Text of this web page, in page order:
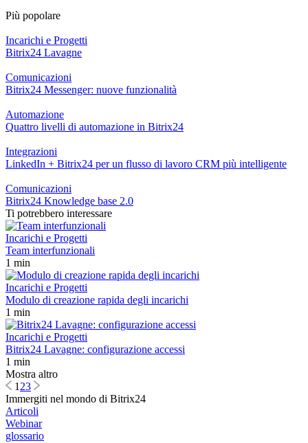
Più popolare
Incarichi e Progetti
Bitrix24 Lavagne
Comunicazioni
Bitrix24 Messenger: nuove funzionalità
Automazione
Quattro livelli di automazione in Bitrix24
Integrazioni
LinkedIn + Bitrix24 per un flusso di lavoro CRM più intelligente
Comunicazioni
Bitrix24 Knowledge base 2.0
Ti potrebbero interessare
Incarichi e Progetti
Team interfunzionali
1 min
Incarichi e Progetti
Modulo di creazione rapida degli incarichi
1 min
Incarichi e Progetti
Bitrix24 Lavagne: configurazione accessi
1 min
Mostra altro
123
Immergiti nel mondo di Bitrix24
Articoli
Webinar
glossario